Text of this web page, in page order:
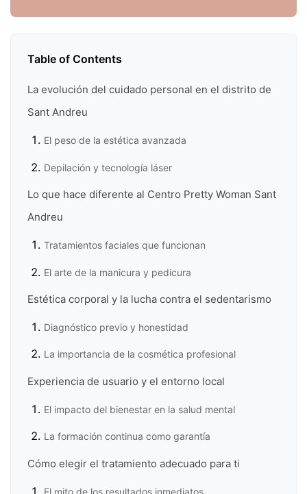
Table of Contents
La evolución del cuidado personal en el distrito de
Sant Andreu
El peso de la estética avanzada
Depilación y tecnología láser
Lo que hace diferente al Centro Pretty Woman Sant
Andreu
Tratamientos faciales que funcionan
El arte de la manicura y pedicura
Estética corporal y la lucha contra el sedentarismo
Diagnóstico previo y honestidad
La importancia de la cosmética profesional
Experiencia de usuario y el entorno local
El impacto del bienestar en la salud mental
La formación continua como garantía
Cómo elegir el tratamiento adecuado para ti
El mito de los resultados inmediatos